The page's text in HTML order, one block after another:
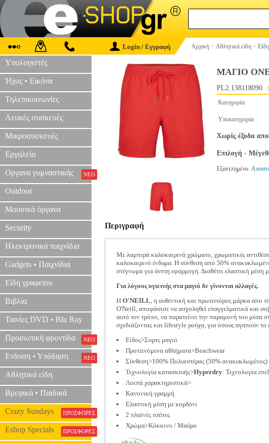
Login / Εγγραφή Αρχική > Αθλητικά είδη >
Υπολογιστές
Ήχος • Εικόνα
Τηλεπικοινωνίες
Λευκές συσκευές
Μικροσυσκευές
Εργαλεία
Οργανα γυμναστικής ΝΕΟ
Outdoor
Μουσικά όργανα
Security
Ηλεκτρονικά παιχνίδια
Gadgets • Παιχνίδια
Είδη γραφείου
Βιβλία
Ταινίες DVD • Blu Ray
Προσωπική φροντίδα ΝΕΟ
Ενδυση • Υπόδηση ΝΕΟ
Αθλητικά είδη
Βρεφικά • Παιδικά
Crazy Sundays ΠΡΟΣΦΟΡΕΣ
Eshop Specials ΠΡΟΣΦΟΡΕΣ
ΜΑΓΙΟ
PL2.138118090
Κατηγορία
Υποκατηγορία
Χωρίς έξοδα
Επιλογή -
Εξαντλημένο.
Περιγραφή
Με λαμπερά καλοκαιρινά χρώματο, χρωματικές
καλοκαιρινό ένδυμα. Η σύνθεση από 50%
στέγνωμα για άνετη εφαρμογή. Διαθέτει ελαστική μέση
Για λόγους υγιεινής στα μαγιό δε γίνονται αλλαγές.
Η O'NEILL, η αυθεντική και πρωτοπόρος μάρκα απο
O'Neill, αποφάσισε να ασχοληθεί επαγγελματικά και
αυτό τον τρόπο, να παρατείνει την παραμονή του μέσα
σχεδιάζοντας και lifestyle ρούχα, για όσους αγαπούν
Είδος>Σορτς μαγιό
Προτεινόμενα αθλήματα>Beachwear
Σύνθεση>100% Πολυεστέρας (50% ανακυκλωμένος)
Τεχνολογία κατασκευής>Hyperdry: Τεχνολογία
Λοιπά χαρακτηριστικά>
Κανονική γραμμή
Ελαστική μέση με κορδόνι
2 πλαϊνές τσέπες
Χρώμα>Κόκκινο / Μαύρο